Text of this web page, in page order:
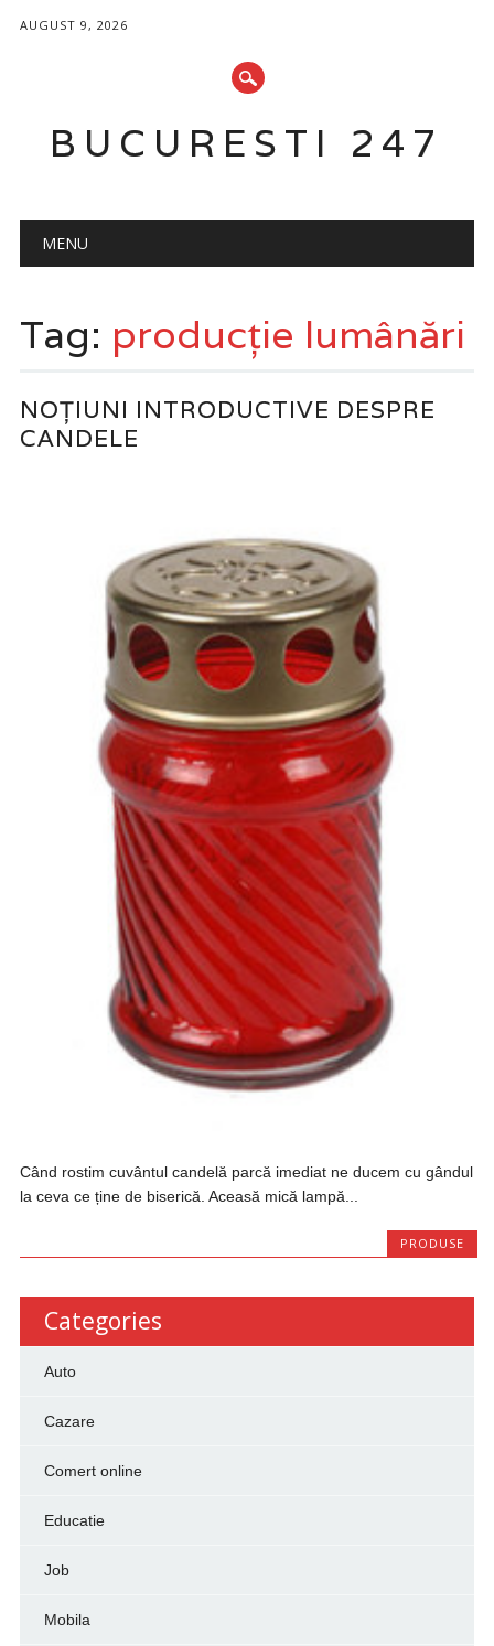
AUGUST 9, 2026
BUCURESTI 247
Main menu
MENU
Tag: producție lumânări
NOȚIUNI INTRODUCTIVE DESPRE
CANDELE
Când rostim cuvântul candelă parcă imediat ne ducem cu gândul
la ceva ce ține de biserică. Aceasă mică lampă...
PRODUSE
Categories
Auto
Cazare
Comert online
Educatie
Job
Mobila